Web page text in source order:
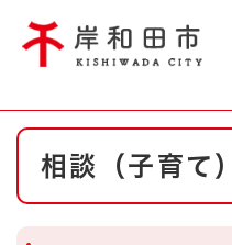
やさしい日本語
防災・緊急情報
ハザードマップ
本
相談（子育て）